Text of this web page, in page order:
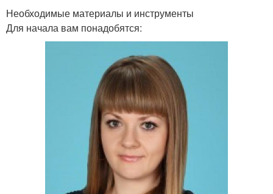
Необходимые материалы и инструменты
Для начала вам понадобятся: